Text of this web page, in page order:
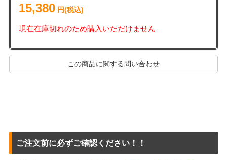
15,380円(税込)
現在在庫切れのため購入いただけません
この商品に関する問い合わせ
ご注文前に必ずご確認ください！！